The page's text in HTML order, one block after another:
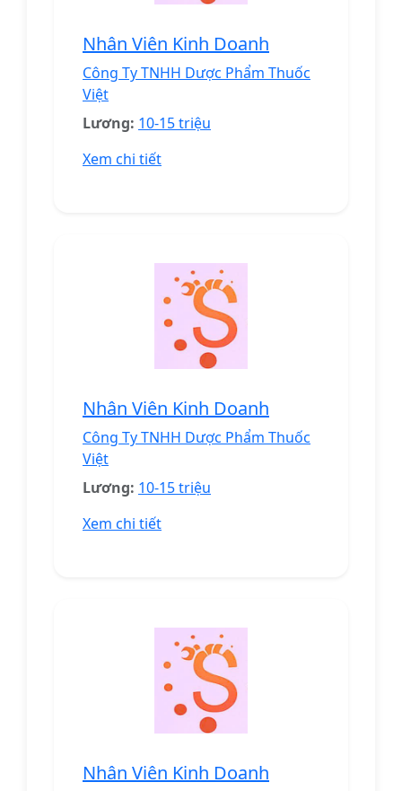
Nhân Viên Kinh Doanh
Công Ty TNHH Dược Phẩm Thuốc
Việt
Lương: 10-15 triệu
Xem chi tiết
Nhân Viên Kinh Doanh
Công Ty TNHH Dược Phẩm Thuốc
Việt
Lương: 10-15 triệu
Xem chi tiết
Nhân Viên Kinh Doanh